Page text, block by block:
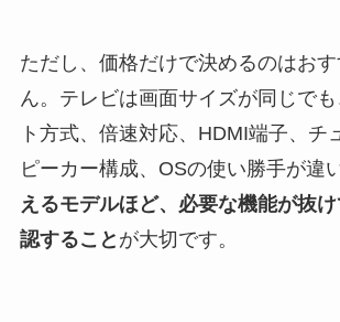
ただし、価格だけで決めるのはお
ん。テレビは画面サイズが同じで
ト方式、倍速対応、HDMI端子、チ
ピーカー構成、OSの使い勝手が違
えるモデルほど、必要な機能が抜
認すること が大切です。